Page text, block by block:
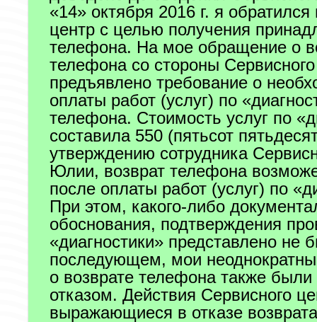
«14» октября 2016 г. я
центр с целью получения
телефона. На мое обращение о
телефона со стороны
предъявлено требование о
оплаты работ (услуг) по
телефона. Стоимость услуг по
составила 550 (пятьсот
утверждению сотрудника
Юлии, возврат телефона
после оплаты работ (услуг) по
При этом, какого-либо
обоснования, подтверждения
«диагностики» представлено не
последующем, мои
о возврате телефона также были
отказом. Действия Сервисного
выражающиеся в отказе возврата